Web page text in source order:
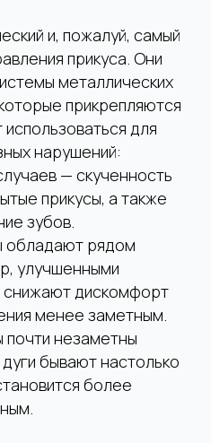
и, пожалуй, самый
прикуса. Они
металлических
прикрепляются
для
нарушений:
— скученность
прикусы, а также
зубов.
обладают рядом
улучшенными
дискомфорт
менее заметным.
незаметны
бывают настолько
более